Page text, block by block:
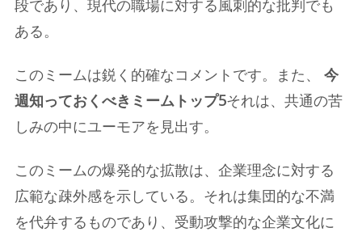
段であり、現代の職場に対する風刺的な批判でも
ある。
このミームは鋭く的確なコメントです。また、 今
週知っておくべきミームトップ5それは、共通の苦
しみの中にユーモアを見出す。
このミームの爆発的な拡散は、企業理念に対する
広範な疎外感を示している。それは集団的な不満
を代弁するものであり、受動攻撃的な企業文化に